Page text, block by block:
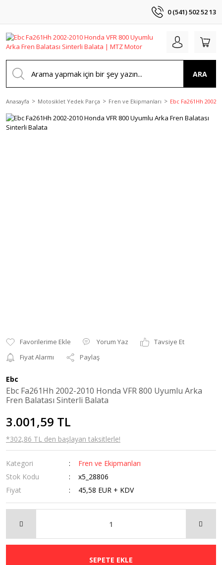
0 (541) 502 52 13
ARA
Anasayfa Motosiklet Yedek Parça Fren ve Ekipmanları Ebc Fa261Hh
Yorum Yaz
Tavsiye Et
Fiyat Alarmı
Paylaş
Ebc
Ebc Fa261Hh 2002-2010 Honda VFR 800 Uyumlu Arka
Fren Balatası Sinterli Balata
3.001,59 TL
*302,86 TL den başlayan taksitlerle!
Kategori
Fren ve Ekipmanları
Stok Kodu
x5_28806
Fiyat
45,58 EUR + KDV
SEPETE EKLE